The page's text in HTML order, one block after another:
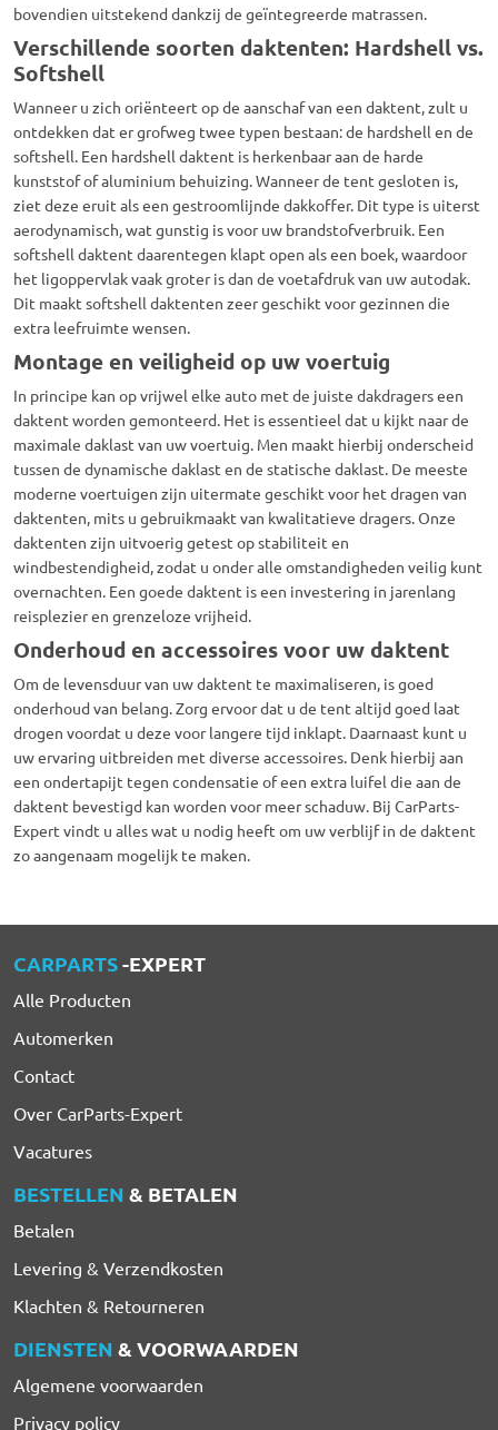
bovendien uitstekend dankzij de geïntegreerde matrassen.
Verschillende soorten daktenten: Hardshell vs.
Softshell
Wanneer u zich oriënteert op de aanschaf van een daktent,zult u
ontdekken dat er grofweg twee typen bestaan:de hardshell en de
softshell. Een hardshell daktent is herkenbaar aan de harde
kunststof of aluminium behuizing.Wanneer de tent gesloten is,
ziet deze eruit als een gestroomlijnde dakkoffer. Dit type is uiterst
aerodynamisch,wat gunstig is voor uw brandstofverbruik. Een
softshell daktent daarentegen klapt open als een boek,waardoor
het ligoppervlak vaak groter is dan de voetafdruk van uw autodak.
Dit maakt softshell daktenten zeer geschikt voor gezinnen die
extra leefruimte wensen.
Montage en veiligheid op uw voertuig
In principe kan op vrijwel elke auto met de juiste dakdragers een
daktent worden gemonteerd. Het is essentieel dat u kijkt naar de
maximale daklast van uw voertuig. Men maakt hierbij onderscheid
tussen de dynamische daklast en de statische daklast. De meeste
moderne voertuigen zijn uitermate geschikt voor het dragen van
daktenten, mits u gebruikmaakt van kwalitatieve dragers.Onze
daktenten zijn uitvoerig getest op stabiliteit en
windbestendigheid,zodat u onder alle omstandigheden veilig kunt
overnachten. Een goede daktent is een investering in jarenlang
reisplezier en grenzeloze vrijheid.
Onderhoud en accessoires voor uw daktent
Om de levensduur van uwdaktent te maximaliseren, is goed
onderhoud van belang.Zorg ervoor dat u de tent altijd goed laat
drogen voordat u deze voor langere tijd inklapt. Daarnaast kunt u
uw ervaring uitbreiden met diverse accessoires. Denk hierbij aan
een ondertapijt tegen condensatie of een extra luifel die aan de
daktent bevestigd kan worden voor meer schaduw. Bij CarParts-
Expert vindt u alles wat u nodig heeft om uw verblijf in de daktent
zo aangenaam mogelijk te maken.
CARPARTS-EXPERT
Alle Producten
Automerken
Contact
Over CarParts-Expert
Vacatures
BESTELLEN & BETALEN
Betalen
Levering & Verzendkosten
Klachten & Retourneren
DIENSTEN & VOORWAARDEN
Algemene voorwaarden
Privacy policy